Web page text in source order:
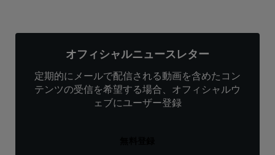
オフィシャルニュースレター
定期的にメールで配信される動画を含めたコン
テンツの受信を希望する場合、オフィシャルウ
ェブにユーザー登録